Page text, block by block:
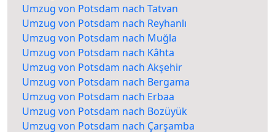
Umzug von Potsdam nach Tatvan
Umzug von Potsdam nach Reyhanlı
Umzug von Potsdam nach Muğla
Umzug von Potsdam nach Kâhta
Umzug von Potsdam nach Akşehir
Umzug von Potsdam nach Bergama
Umzug von Potsdam nach Erbaa
Umzug von Potsdam nach Bozüyük
Umzug von Potsdam nach Çarşamba